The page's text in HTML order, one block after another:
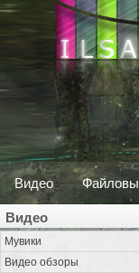
Видео
Видео
Мувики
Видео обзоры